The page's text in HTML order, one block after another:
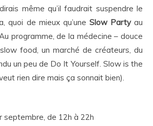
même qu’il faudrait suspendre le
quoi de mieux qu’une Slow Partyau
programme, de la médecine – douce
food, un marché de créateurs, du
un peu de Do It Yourself. Slow is the
rien dire mais ça sonnait bien).
septembre, de 12h à 22h